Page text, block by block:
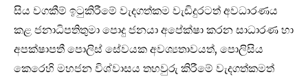
සිය වගකීම් ඉටුකිරීමේ වැදගත්කම වැඩිදුරටත් අවධාරණය
කළ ජනාධිපතිතුමා පොදු ජනයා අපේක්ෂා කරන සාධාරණ හා
අපක්ෂාපතී පොලිස් සේවයක අවශ්‍යතාවයත්, පොලිසිය
කෙරෙහි මහජන විශ්වාසය තහවුරු කිරීමේ වැදගත්කමත්